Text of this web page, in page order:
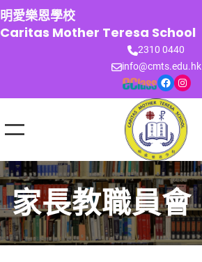
跳
至
主
明愛樂恩學校
Caritas Mother Teresa School
2310 0440
info@cmts.edu.hk
Facebook Instagram
家長教職員會